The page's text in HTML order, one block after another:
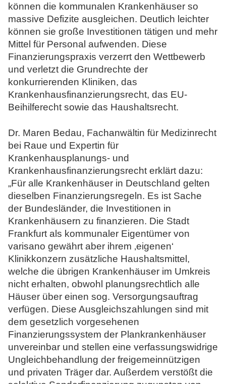
können die kommunalen Krankenhäuser so
massive Defizite ausgleichen. Deutlich leichter
können sie große Investitionen tätigen und mehr
Mittel für Personal aufwenden. Diese
Finanzierungspraxis verzerrt den Wettbewerb
und verletzt die Grundrechte der
konkurrierenden Kliniken, das
Krankenhausfinanzierungsrecht, das EU-
Beihilferecht sowie das Haushaltsrecht.
Dr. Maren Bedau, Fachanwältin für Medizinrecht
bei Raue und Expertin für
Krankenhausplanungs- und
Krankenhausfinanzierungsrecht erklärt dazu:
„Für alle Krankenhäuser in Deutschland gelten
dieselben Finanzierungsregeln. Es ist Sache
der Bundesländer, die Investitionen in
Krankenhäusern zu finanzieren. Die Stadt
Frankfurt als kommunaler Eigentümer von
varisano gewährt aber ihrem ‚eigenen‘
Klinikkonzern zusätzliche Haushaltsmittel,
welche die übrigen Krankenhäuser im Umkreis
nicht erhalten, obwohl planungsrechtlich alle
Häuser über einen sog. Versorgungsauftrag
verfügen. Diese Ausgleichszahlungen sind mit
dem gesetzlich vorgesehenen
Finanzierungssystem der Plankrankenhäuser
unvereinbar und stellen eine verfassungswidrige
Ungleichbehandlung der freigemeinnützigen
und privaten Träger dar. Außerdem verstößt die